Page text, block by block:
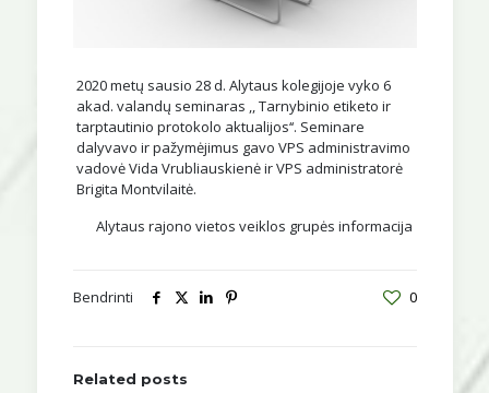
2020 metų sausio 28 d. Alytaus kolegijoje vyko 6
akad. valandų seminaras ,, Tarnybinio etiketo ir
tarptautinio protokolo aktualijos‘‘. Seminare
dalyvavo ir pažymėjimus gavo VPS administravimo
vadovė Vida Vrubliauskienė ir VPS administratorė
Brigita Montvilaitė.
Alytaus rajono vietos veiklos grupės informacija
Bendrinti 0
Related posts